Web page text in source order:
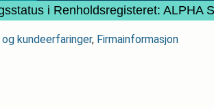
i Renholdsregisteret: ALPHA
kundeerfaringer, Firmainformasjon